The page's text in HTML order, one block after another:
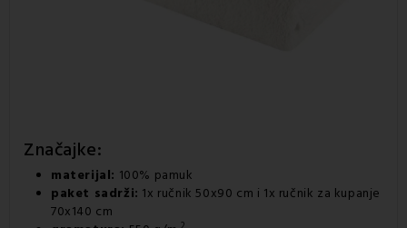
Značajke:
materijal: 100% pamuk
paket sadrži: 1x ručnik 50x90 cm i 1x ručnik za kupanje
70x140 cm